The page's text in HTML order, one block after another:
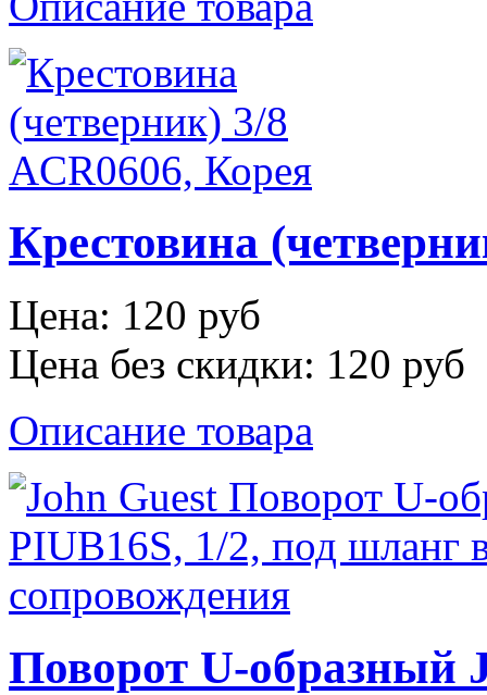
Крестовина
Цена: 120 руб
Цена без скидки: 120 руб
Описание товара
Поворот U-образный